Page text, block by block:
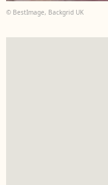
© BestImage, Backgrid UK